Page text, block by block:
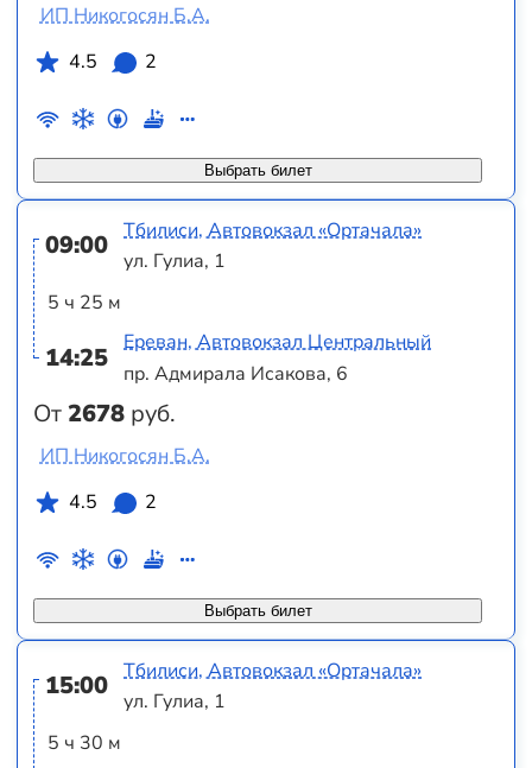
Выбрать билет
ИП Никогосян Б.А.
4.5
2
09:00
5 ч 25 м
14:25
От2678 руб.
Тбилиси, Автовокзал «Ортачала»
ул. Гулиа, 1
Ереван, Автовокзал Центральный
пр. Адмирала Исакова, 6
Выбрать билет
ИП Никогосян Б.А.
4.5
2
15:00
5 ч 30 м
Тбилиси, Автовокзал «Ортачала»
ул. Гулиа, 1